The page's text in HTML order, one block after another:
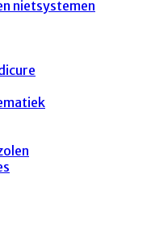
nietsystemen